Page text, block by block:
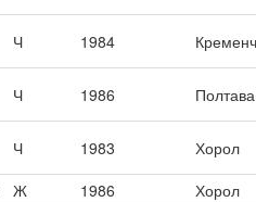
Ч 1984
Ч 1986 Полтава
Ч 1983
Хорол
Ж 1986
Хорол